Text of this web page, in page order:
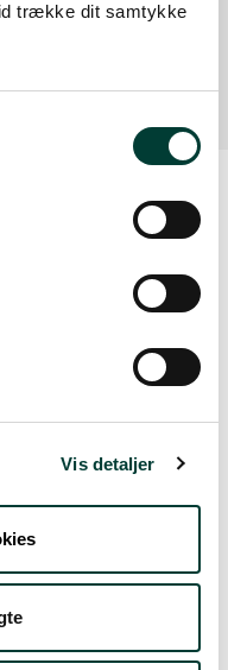
trække dit samtykke
Vis detaljer
skydække